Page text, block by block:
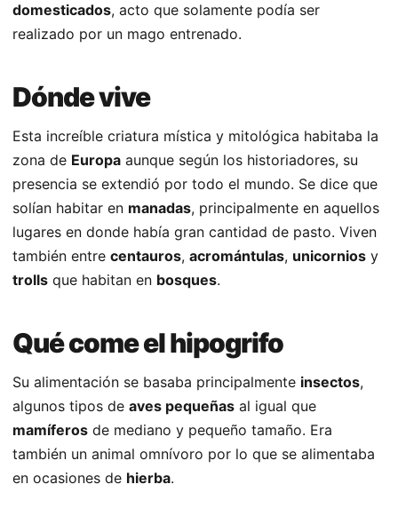
domesticados, acto que solamente podía ser
realizado por un mago entrenado.
Dónde vive
Esta increíble criatura mística y mitológica habitaba la
zona de Europa aunque según los historiadores, su
presencia se extendió por todo el mundo. Se dice que
solían habitar en manadas, principalmente en aquellos
lugares en donde había gran cantidad de pasto. Viven
también entre centauros, acromántulas, unicornios y
trolls que habitan en bosques.
Qué come el hipogrifo
Su alimentación se basaba principalmente insectos,
algunos tipos de aves pequeñas al igual que
mamíferos de mediano y pequeño tamaño. Era
también un animal omnívoro por lo que se alimentaba
en ocasiones de hierba.